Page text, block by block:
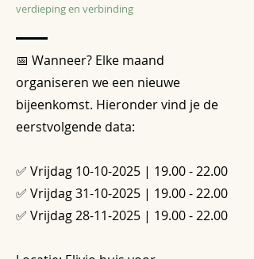
verdieping en verbinding
📅 Wanneer? Elke maand
organiseren we een nieuwe
bijeenkomst. Hieronder vind je de
eerstvolgende data:
✅ Vrijdag 10-10-2025 | 19.00 - 22.00
✅ Vrijdag31-10-2025 | 19.00 - 22.00
✅ Vrijdag28-11-2025 | 19.00 - 22.00